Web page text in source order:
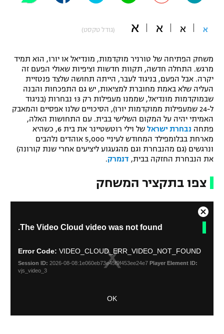
תקנון משתתפים וזוכים בפרסים
תקנון עבור פעילות אלקטרה
תקנון עבור פעילות ספורט 1 – "מרלן"
טניס
גיימינג E-Sports
תנאי שימוש
מדיניות פרטיות
תקנון פעילות ספורט 1
הצטרפות לחבילת הערוצים
כדורמים
פוטבול אמריקאי NFL
בייסבול MLB
ספורט אתגרי ואקסטרים
אומנויות לחימה
גיימינג E-Sports
א א א א (גודל טקסט)
משחק הפתיחה של טורניר מוקדמות, מונדיאל או יורו, הוא תמיד
מרגש. התחלה חדשה, תקוות חדשות וציפיות שאולי הפעם זה
יקרה. אבל הפעם, בניגוד לעבר, הייתה תחושה שלצד פנטזיית
העליה שלא באמת מחוברת למציאות, יש גם התפכחות והבנה
שבמוקדמות מונדיאל, שממנו מעפילות רק 13 נבחרות (בניגוד
ל-24 שמעפילות ממוקדמות יורו), הסיכויים שלנו אפסיים והמאבק
האמיתי יהיה על המקום השלישי בבית. עם התחושות האלה,
פתחה נבחרת ישראל
של וילי רוטשטיינר את בית 6, כשהיא
מארחת בבלומפילד המחודש לעיניי 5,000 אוהדים נלהבים
ונרגשים (גם מהנבחרת וגם מהגעגוע ליציעים אחרי שנת קורונה)
את הנבחרת החזקה בבית, דנמרק.
צפו בתקציר המשחק
The Video Cloud video was not found.
Error Code: VIDEO_CLOUD_ERR_VIDEO_NOT_FOUND
Session ID: 2026-08-08:1e060eb73e45f9f453ee24e7 Player Element ID:
vjs_video_3
OK
C
s